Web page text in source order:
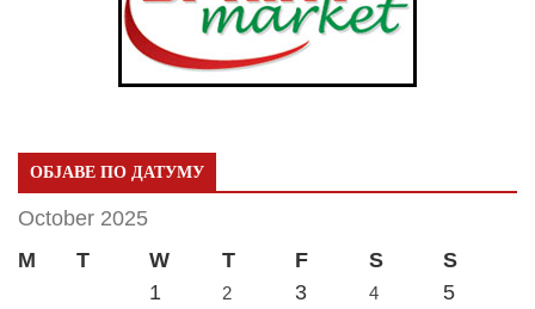
ОБЈАВЕ ПО ДАТУМУ
October 2025
M
T W T F S
S
1
2 3 4 5